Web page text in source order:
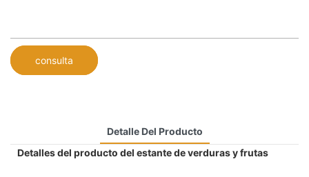
consulta
Detalle Del Producto
Detalles del producto del estante de verduras y frutas